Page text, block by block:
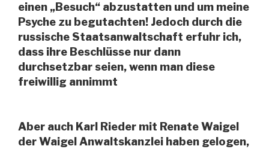
einen „Besuch“ abzustatten und um meine
Psyche zu begutachten! Jedoch durch die
russische Staatsanwaltschaft erfuhr ich,
dass ihre Beschlüsse nur dann
durchsetzbar seien, wenn man diese
freiwillig annimmt
Aber auch Karl Rieder mit Renate Waigel
der Waigel Anwaltskanzlei haben gelogen,